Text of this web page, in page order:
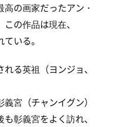
の画家だったアン・
の作品は現在、
いる。
る英祖（ヨンジョ、
宮（チャンイグン）
彰義宮をよく訪れ、